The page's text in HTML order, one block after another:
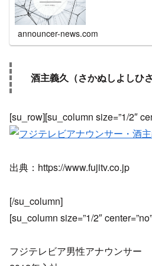
announcer-news.com
酒主義久（さかぬしよしひさ
[su_row][su_column size=”1/2″
出典：https://www.fujitv.co.jp
[/su_column]
[su_column size=”1/2″
フジテレビア男性アナウンサー